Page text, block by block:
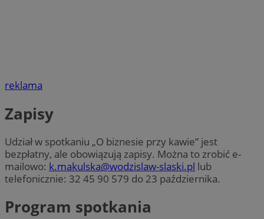
reklama
Zapisy
Udział w spotkaniu „O biznesie przy kawie” jest
bezpłatny, ale obowiązują zapisy. Można to zrobić e-
mailowo: k.makulska@wodzislaw-slaski.pl lub
telefonicznie: 32 45 90 579 do 23 października.
Program spotkania